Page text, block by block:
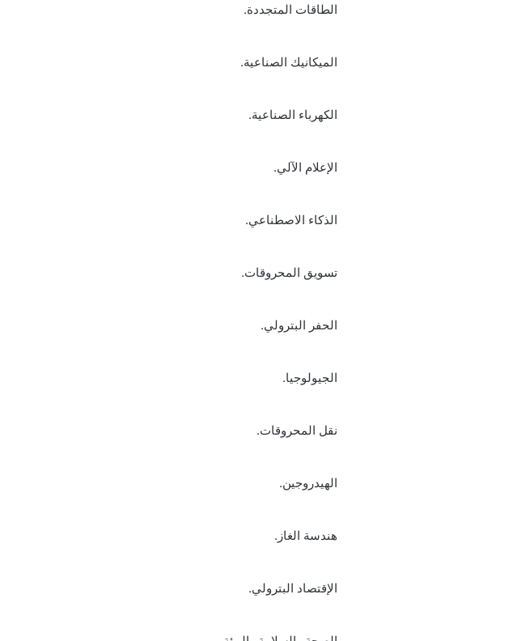
الطاقات المتجددة.
الميكانيك الصناعية.
الكهرباء الصناعية.
الإعلام الآلي.
الذكاء الاصطناعي.
تسويق المحروقات.
الحفر البترولي.
الجيولوجيا.
نقل المحروقات.
الهيدروجين.
هندسة الغاز.
الإقتصاد البترولي.